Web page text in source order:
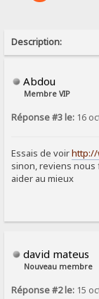
Description:
Abdou
Membre VIP
Réponse #3 le: 16
Essais de voir
sinon, reviens nous
aider au mieux
david mateus
Nouveau membre
Réponse #2 le: 15